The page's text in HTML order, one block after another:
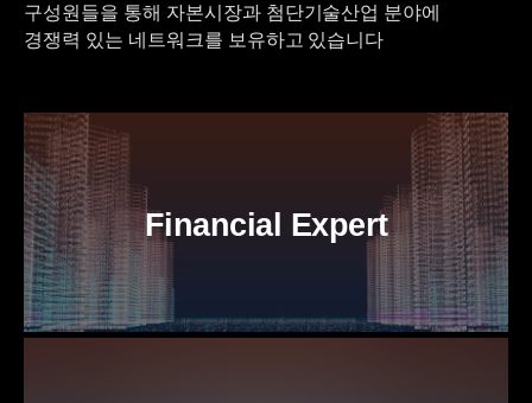
구성원들을 통해 자본시장과 첨단기술산업 분야에
경쟁력 있는 네트워크를 보유하고 있습니다
Financial Expert